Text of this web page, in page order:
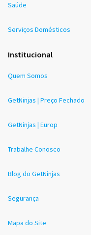
Saúde
Serviços Domésticos
Institucional
Quem Somos
GetNinjas | Preço Fechado
GetNinjas | Europ
Trabalhe Conosco
Blog do GetNinjas
Segurança
Mapa do Site